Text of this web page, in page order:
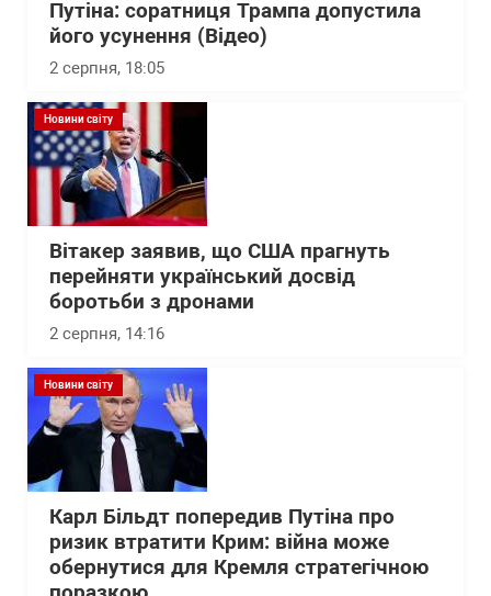
Путіна: соратниця Трампа допустила
його усунення (Відео)
2 серпня, 18:05
Новини світу
Вітакер заявив, що США прагнуть
перейняти український досвід
боротьби з дронами
2 серпня, 14:16
Новини світу
Карл Більдт попередив Путіна про
ризик втратити Крим: війна може
обернутися для Кремля стратегічною